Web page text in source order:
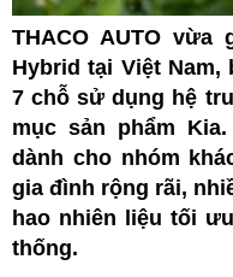
THACO AUTO vừa
Hybrid tại Việt Nam,
7 chỗ sử dụng hệ
mục sản phẩm
dành cho nhóm
gia đình rộng rãi,
hao nhiên liệu tối
thống.